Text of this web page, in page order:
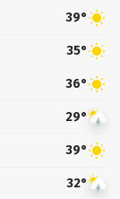
39°
35°
36°
29°
39°
32°